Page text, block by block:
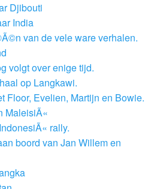
Djibouti
India
van de vele ware verhalen.
volgt over enige tijd.
op Langkawi.
Floor, Evelien, Martijn en Bowie.
MaleisiÃ«
rally.
boord van Jan Willem en